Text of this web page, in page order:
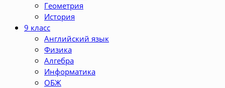
Геометрия
История
9 класс
Английский язык
Физика
Алгебра
Информатика
ОБЖ